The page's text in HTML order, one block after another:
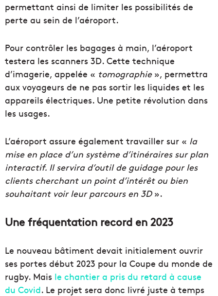
permettant ainsi de limiter les possibilités de
perte au sein de l’aéroport.
Pour contrôler les bagages à main, l’aéroport
testera les scanners 3D. Cette technique
d’imagerie, appelée « tomographie», permettra
aux voyageurs de ne pas sortir les liquides et les
appareils électriques. Une petite révolution dans
les usages.
L’aéroport assure également travailler sur « la
mise en place d’un système d’itinéraires sur plan
interactif. Il servira d’outil de guidage pour les
clients cherchant un point d’intérêt ou bien
souhaitant voir leur parcours en 3D».
Une fréquentation record en 2023
Le nouveau bâtiment devait initialement ouvrir
ses portes début 2023 pour la Coupe du monde de
rugby. Mais le chantier a pris du retard à cause
du Covid. Le projet sera donc livré juste à temps